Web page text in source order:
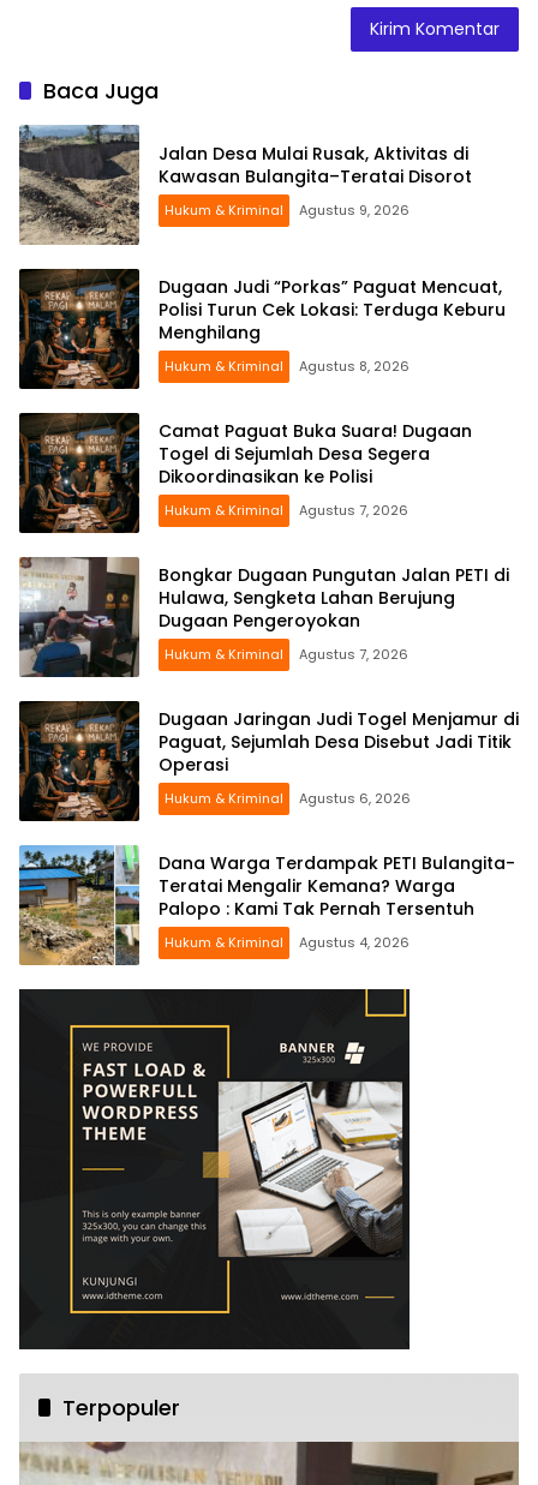
Baca Juga
Jalan Desa Mulai Rusak, Aktivitas di
Kawasan Bulangita–Teratai Disorot
Hukum & Kriminal Agustus 9, 2026
Dugaan Judi “Porkas” Paguat Mencuat,
Polisi Turun Cek Lokasi: Terduga Keburu
Menghilang
Hukum & Kriminal Agustus 8, 2026
Camat Paguat Buka Suara! Dugaan
Togel di Sejumlah Desa Segera
Dikoordinasikan ke Polisi
Hukum & Kriminal Agustus 7, 2026
Bongkar Dugaan Pungutan Jalan PETI di
Hulawa, Sengketa Lahan Berujung
Dugaan Pengeroyokan
Hukum & Kriminal Agustus 7, 2026
Dugaan Jaringan Judi Togel Menjamur di
Paguat, Sejumlah Desa Disebut Jadi Titik
Operasi
Hukum & Kriminal Agustus 6, 2026
Dana Warga Terdampak PETI Bulangita-
Teratai Mengalir Kemana? Warga
Palopo : Kami Tak Pernah Tersentuh
Hukum & Kriminal Agustus 4, 2026
Terpopuler